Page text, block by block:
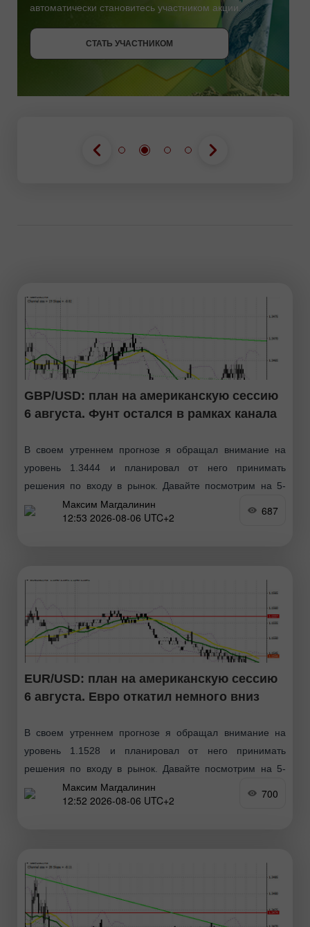
СТАТЬ УЧАСТНИКОМ
автоматически становитесь участником акции.
СТАТЬ УЧАСТНИКОМ
ПОЛУЧИТЬ БОНУС
GBP/USD: план на американскую сессию
6 августа. Фунт остался в рамках канала
В своем утреннем прогнозе я обращал внимание на
уровень 1.3444 и планировал от него принимать
решения по входу в рынок. Давайте посмотрим на 5-
минутный график и разберемся
Максим Магдалинин
12:53 2026-08-06 UTC+2
687
EUR/USD: план на американскую сессию
6 августа. Евро откатил немного вниз
В своем утреннем прогнозе я обращал внимание на
уровень 1.1528 и планировал от него принимать
решения по входу в рынок. Давайте посмотрим на 5-
минутный график и разберемся
Максим Магдалинин
12:52 2026-08-06 UTC+2
700